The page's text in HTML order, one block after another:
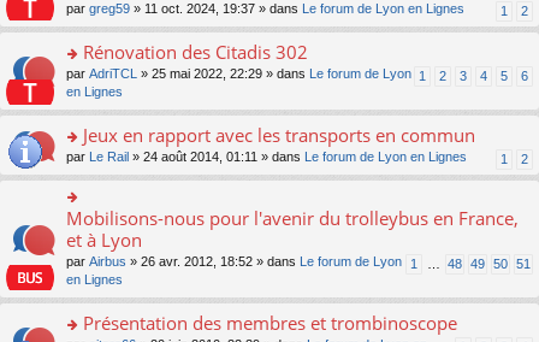
ult
er
le
m
e
s
a
g
e
n
o
n
le
u
s
1 2
par greg59 » 11 oct. 2024, 19:37 » dans Le forum de Lyon en Lignes
o
n
s
er
le
m
e
s
s
g
o
Rénovation des Citadis 302
1 2 3 4 5 6
par AdriTCL » 25 mai 2022, 22:29 » dans
Le forum de Lyon
en Lignes
o
n
s
ult
er
le
m
e
s
s
Jeux en rapport avec les transports en commun
1 2
par Le Rail » 24 août 2014, 01:11 » dans Le forum de Lyon en Lignes
o
n
ult
le
m
Mobilisons-nous pour l'avenir du trolleybus en France,
et à Lyon
1 48 49 50 51
par Airbus » 26 avr. 2012, 18:52 » dans
Le forum de Lyon
en Lignes
Présentation des membres et trombinoscope